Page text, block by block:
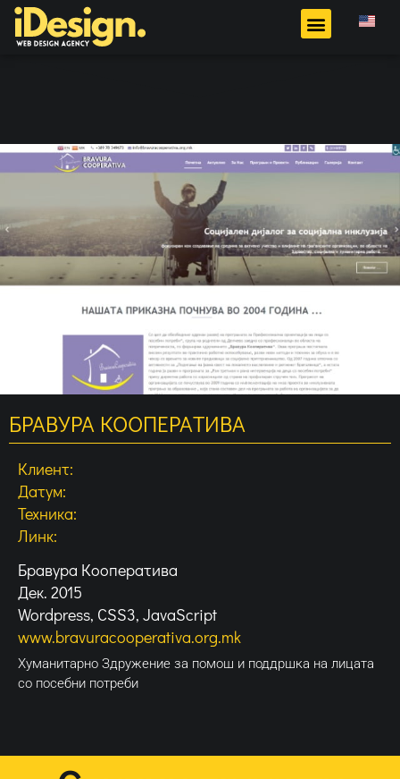
БРАВУРА КООПЕРАТИВА
Клиент:
Датум:
Техника:
Линк:
Бравура Кооператива
Дек. 2015
Wordpress, CSS3, JavaScript
www.bravuracooperativa.org.mk
Хуманитарно Здружение за помош и поддршка на лицата
со посебни потреби